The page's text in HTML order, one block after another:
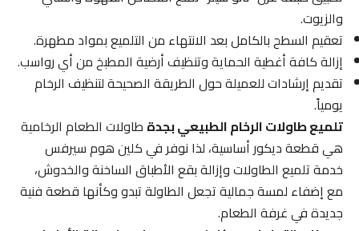
والزيوت.
تعقيم السطح بالكامل بعد الانتهاء من التلميع بمواد مطهرة.
إزالة كافة أغطية الحماية وتنظيف أرضية المطبخ من أي رواسب.
تقديم إرشادات للعميلة حول الطريقة الصحيحة لتنظيف الرخام
يومياً.
تلميع طاولات الرخام الطبيعي بجدةطاولات الطعام الرخامية
هي قطعة ديكور أساسية، لذا نوفر في كلين هوم سيرفس
خدمة تلميع الطاولات وإزالة بقع الأطباق الساخنة والخدوش،
مع إضفاء لمسة جمالية تجعل الطاولة تبدو وكأنها قطعة فنية
جديدة في غرفة الطعام.